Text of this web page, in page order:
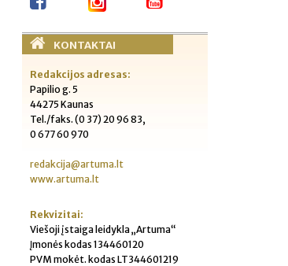
KONTAKTAI
Redakcijos adresas:
Papilio g. 5
44275 Kaunas
Tel./faks. (0 37) 20 96 83,
0 677 60 970
redakcija@artuma.lt
www.artuma.lt
Rekvizitai:
Viešoji įstaiga leidykla „Artuma“
Įmonės kodas 134460120
PVM mokėt. kodas LT344601219